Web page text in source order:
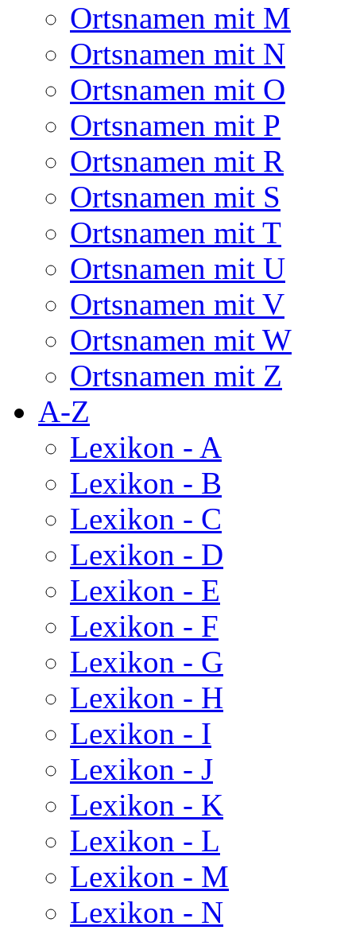
Ortsnamen mit M
Ortsnamen mit N
Ortsnamen mit O
Ortsnamen mit P
Ortsnamen mit R
Ortsnamen mit S
Ortsnamen mit T
Ortsnamen mit U
Ortsnamen mit V
Ortsnamen mit W
Ortsnamen mit Z
A-Z
Lexikon - A
Lexikon - B
Lexikon - C
Lexikon - D
Lexikon - E
Lexikon - F
Lexikon - G
Lexikon - H
Lexikon - I
Lexikon - J
Lexikon - K
Lexikon - L
Lexikon - M
Lexikon - N